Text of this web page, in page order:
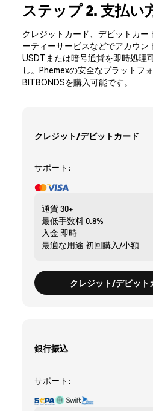
ステップ 2. 支払い
クレジットカード、デビットカー
ーティーサービスなどでアカウン
USDTまたは暗号通貨を即時処理
し。Phemexの安全なプラットフ
BITBONDSを購入可能です。
クレジット/デビットカード
サポート:
通貨30+
最低手数料0.8%
入金 即時
最適な用途 初回購入/小額
クレジット/デビット
銀行振込
サポート: